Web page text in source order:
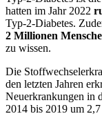
hatten im Jahr 2022
Typ-2-Diabetes.
2 Millionen
zu wissen.
Die
den letzten Jahren
Neuerkrankungen in
2014 bis 2019 um